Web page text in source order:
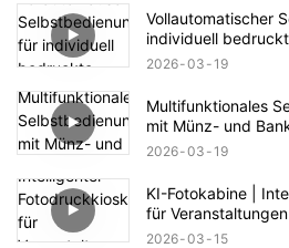
Vollautomatischer
individuell
2026 03 19
Multifunktionales
mit Münz- und
2026 03 19
KI-Fotokabine |
für
2026 03 15